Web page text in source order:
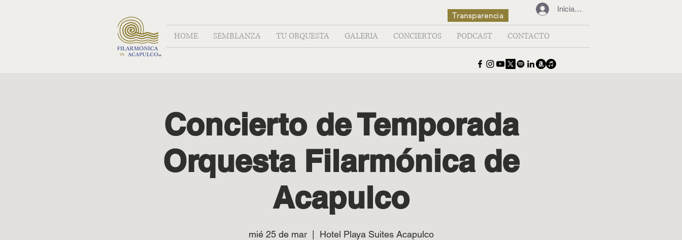
Transparencia
Iniciar sesión
HOME SEMBLANZA TU ORQUESTA GALERIA CONCIERTOS PODCAST CONTACTO
Concierto de Temporada
Orquesta Filarmónica de
Acapulco
mié 25 de mar
  |
Hotel Playa Suites Acapulco